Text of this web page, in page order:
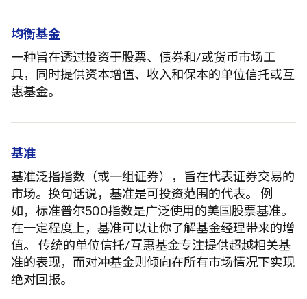
均衡基金
一种旨在透过投资于股票、债券和/或货币市场工
具，同时提供资本增值、收入和保本的单位信托或互
惠基金。
基准
基准泛指指数（或一组证券），旨在代表证券交易的
市场。换句话说，基准是可投资范围的代表。 例
如，标准普尔500指数是广泛使用的美国股票基准。
在一定程度上，基准可以让你了解基金经理带来的增
值。 传统的单位信托/互惠基金专注提供超越相关基
准的表现，而对冲基金则倾向在所有市场情况下实现
绝对回报。